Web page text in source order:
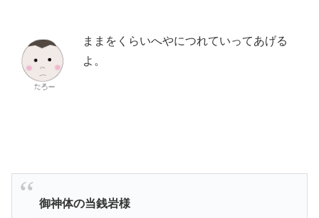
ままをくらいへやにつれていってあげる
よ。
御神体の当銭岩様